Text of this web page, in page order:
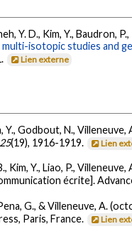
Y. D., Kim, Y., Baudron,
multi-isotopic studies and
Lien externe
Y., Godbout, N.,
25(19), 1916-1919. Lien
Kim, Y., Liao, P.,
écrite].
G., & Villeneuve, A.
Paris, France.
Lien